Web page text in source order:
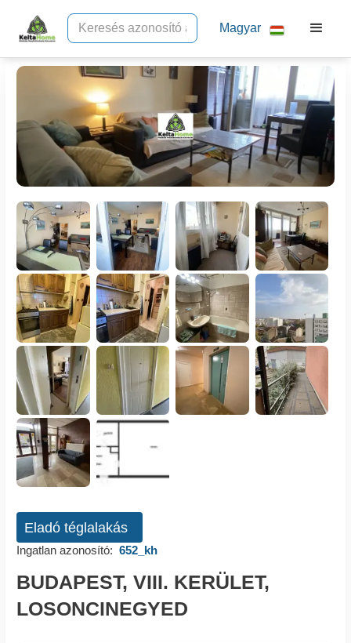
Magyar
Eladó téglalakás
Ingatlan azonosító: 652_kh
BUDAPEST, VIII. KERÜLET,
LOSONCINEGYED